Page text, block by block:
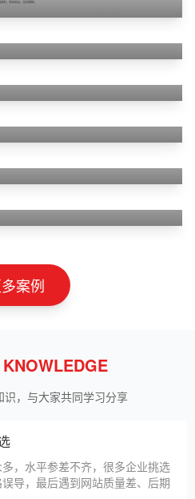
案例
KNOWLEDGE
识，与大家共同学习分享
，水平参差不齐，很多企业挑选
导，最后遇到网站质量差、后期